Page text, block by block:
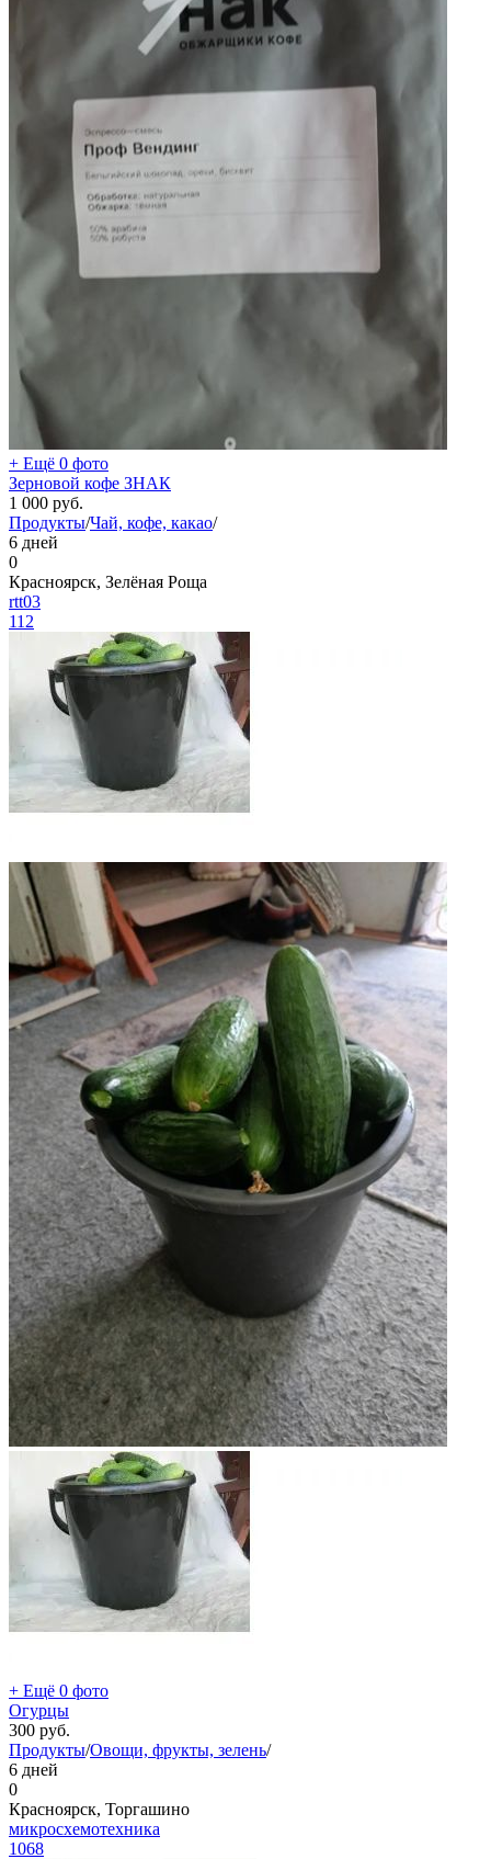
+ Ещё 0 фото
Зерновой кофе ЗНАК
1 000 руб.
Продукты/Чай, кофе, какао/
6 дней
0
Красноярск, Зелёная Роща
rtt03
112
+ Ещё 0 фото
Огурцы
300 руб.
Продукты/Овощи, фрукты, зелень/
6 дней
0
Красноярск, Торгашино
микросхемотехника
1068